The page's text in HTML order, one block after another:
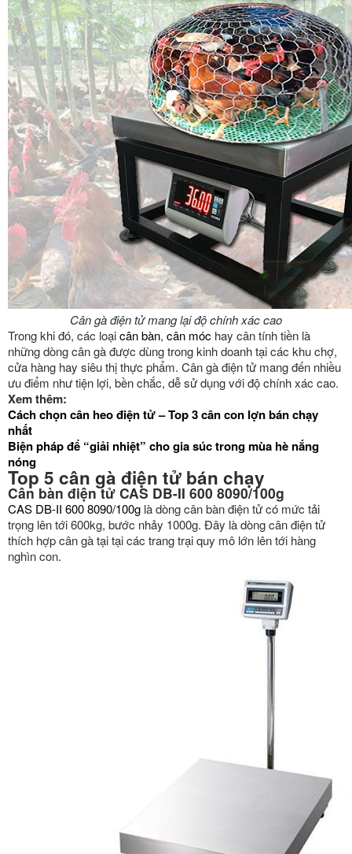
Cân gà điện tử mang lại độ chính xác cao
Trong khi đó, các loạicân bàn, cân móc hay cân tính tiền là
những dòng cân gà được dùng trong kinh doanh tại các khu chợ,
cửa hàng hay siêu thị thực phẩm. Cân gà điện tử mang đến nhiều
ưu điểm như tiện lợi, bền chắc, dễ sử dụng với độ chính xác cao.
Xem thêm:
Cách chọn cân heo điện tử – Top 3 cân con lợn bán chạy
nhất
Biện pháp để “giải nhiệt” cho gia súc trong mùa hè nắng
nóng
Top 5 cân gà điện tử bán chạy
Cân bàn điện tử CAS DB-II 600 8090/100g
CAS DB-II 600 8090/100g là dòng cân bàn điện tử có mức tải
trọng lên tới 600kg, bước nhảy 1000g. Đây là dòng cân điện tử
thích hợp cân gà tại tại các trang trại quy mô lớn lên tới hàng
nghìn con.